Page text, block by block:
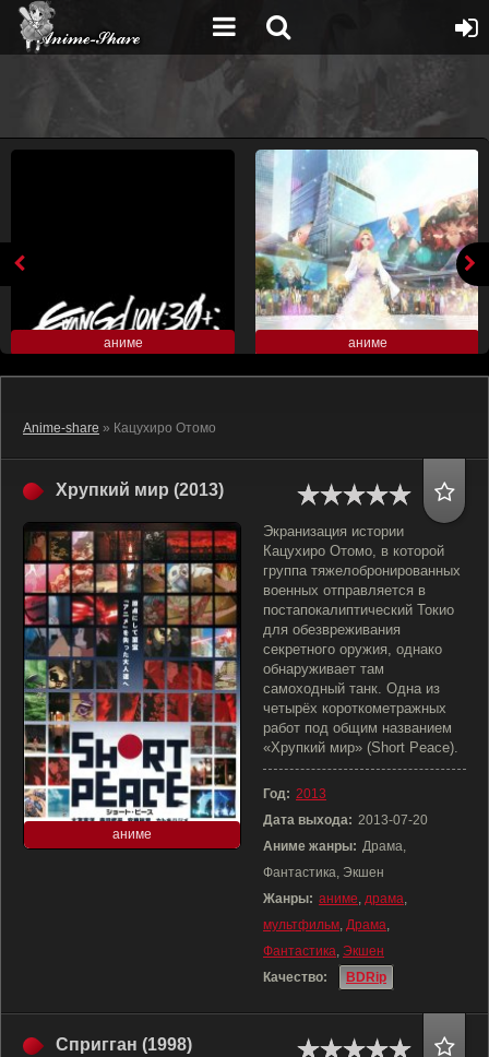
аниме аниме
Anime-share » Кацухиро Отомо
Хрупкий мир (2013)
аниме
Экранизация истории
Кацухиро Отомо, в которой
группа тяжелобронированных
военных отправляется в
постапокалиптический Токио
для обезвреживания
секретного оружия, однако
обнаруживает там
самоходный танк. Одна из
четырёх короткометражных
работ под общим названием
«Хрупкий мир» (Short Peace).
Год: 2013
Дата выхода: 2013-07-20
Аниме жанры: Драма,
Фантастика, Экшен
Жанры: аниме, драма,
мультфильм, Драма,
Фантастика, Экшен
Качество:
BDRip
Спригган (1998)